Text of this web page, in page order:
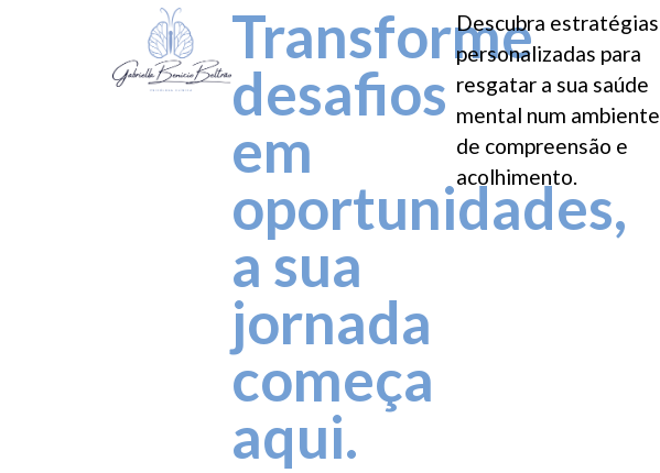
Transforme
desafios
em
oportunidades,
a sua
jornada
começa
aqui.
Descubra estratégias
personalizadas para
resgatar a sua saúde
mental num ambiente
de compreensão e
acolhimento.